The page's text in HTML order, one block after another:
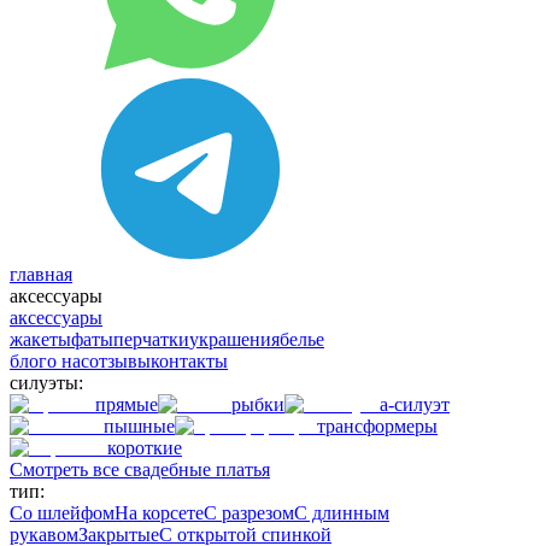
главная
аксессуары
аксессуары
жакетыфатыперчаткиукрашениябелье
блого насотзывыконтакты
силуэты:
прямые
рыбки
а-силуэт
пышные
трансформеры
короткие
Смотреть все свадебные платья
тип:
Со шлейфомНа корсетеС разрезомС длинным
рукавомЗакрытыеС открытой спинкой